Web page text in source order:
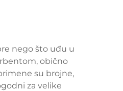
nego što uđu u
obično
su brojne,
za velike